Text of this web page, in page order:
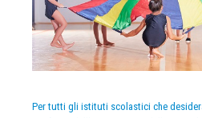
Per tutti gli istituti scolastici che